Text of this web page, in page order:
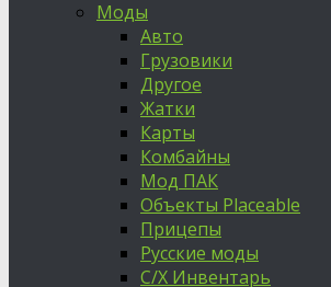
Моды
Авто
Грузовики
Другое
Жатки
Карты
Комбайны
Мод ПАК
Объекты Placeable
Прицепы
Русские моды
С/Х Инвентарь